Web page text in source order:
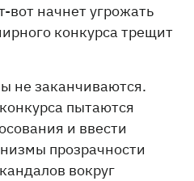
вот начнет угрожать
конкурса трещит
не заканчиваются.
пытаются
и ввести
прозрачности
вокруг